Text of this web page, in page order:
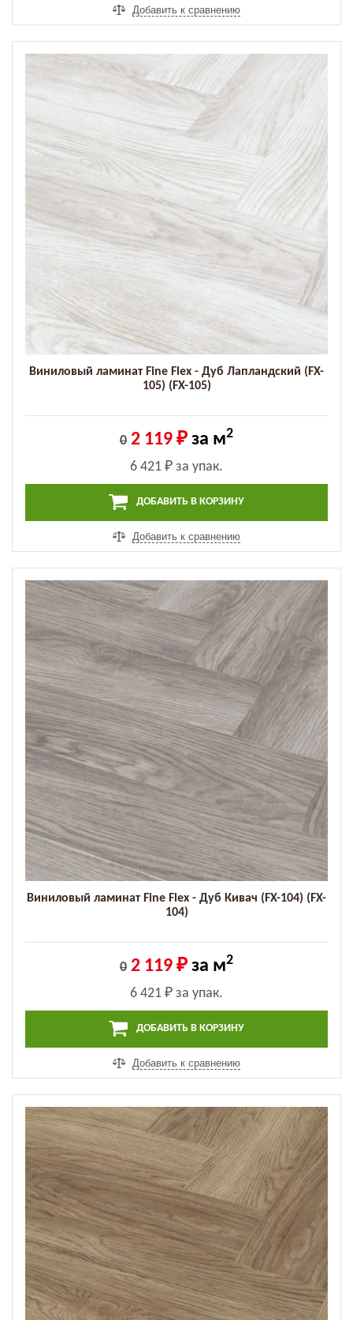
Добавить к сравнению
Виниловый ламинат Fine Flex - Дуб Лапландский (FX-
105) (FX-105)
0 2 119 ₽ за м2
6 421 ₽ за упак.
ДОБАВИТЬ В КОРЗИНУ
Добавить к сравнению
Виниловый ламинат Fine Flex - Дуб Кивач (FX-104) (FX-
104)
0 2 119 ₽ за м2
6 421 ₽ за упак.
ДОБАВИТЬ В КОРЗИНУ
Добавить к сравнению